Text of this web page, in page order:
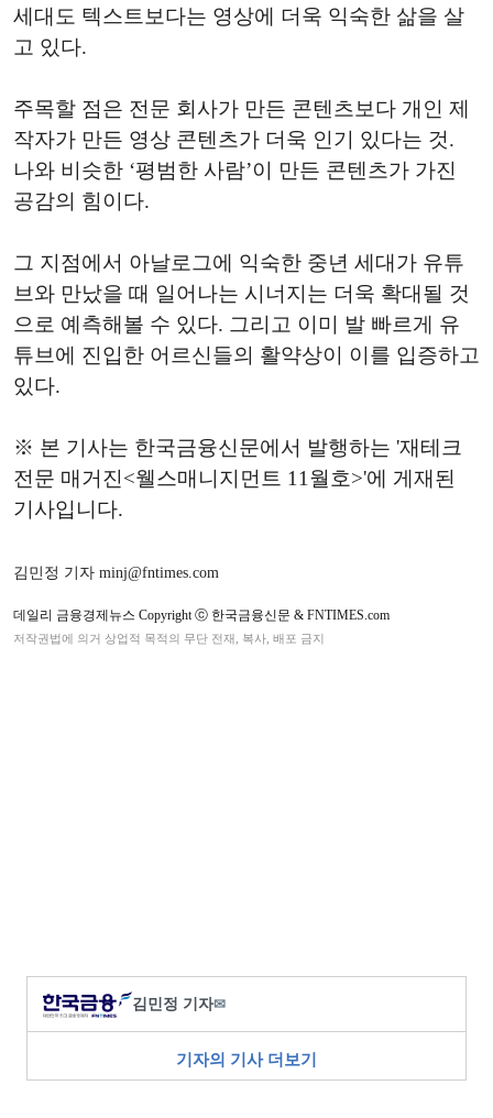
세대도 텍스트보다는 영상에 더욱 익숙한 삶을 살
고 있다.
주목할 점은 전문 회사가 만든 콘텐츠보다 개인 제
작자가 만든 영상 콘텐츠가 더욱 인기 있다는 것.
나와 비슷한 ‘평범한 사람’이 만든 콘텐츠가 가진
공감의 힘이다.
그 지점에서 아날로그에 익숙한 중년 세대가 유튜
브와 만났을 때 일어나는 시너지는 더욱 확대될 것
으로 예측해볼 수 있다. 그리고 이미 발 빠르게 유
튜브에 진입한 어르신들의 활약상이 이를 입증하고
있다.
※ 본 기사는 한국금융신문에서 발행하는 '재테크
전문 매거진<웰스매니지먼트 11월호>'에 게재된
기사입니다.
김민정 기자 minj@fntimes.com
데일리 금융경제뉴스 Copyright ⓒ 한국금융신문 & FNTIMES.com
저작권법에 의거 상업적 목적의 무단 전재, 복사, 배포 금지
김민정 기자✉
기자의 기사 더보기